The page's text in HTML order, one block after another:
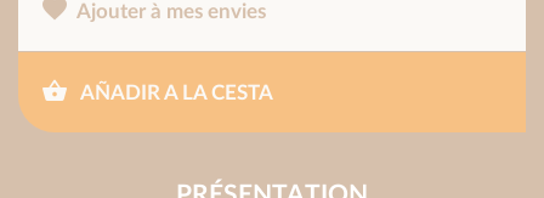
Ajouter à mes envies
AÑADIR A LA CESTA